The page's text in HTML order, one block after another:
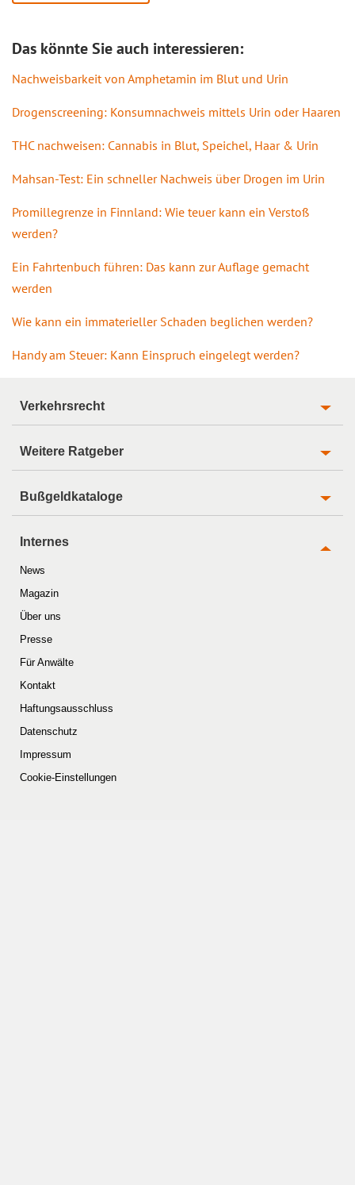
Das könnte Sie auch interessieren:
Nachweisbarkeit von Amphetamin im Blut und Urin
Drogenscreening: Konsumnachweis mittels Urin oder Haaren
THC nachweisen: Cannabis in Blut, Speichel, Haar & Urin
Mahsan-Test: Ein schneller Nachweis über Drogen im Urin
Promillegrenze in Finnland: Wie teuer kann ein Verstoß
werden?
Ein Fahrtenbuch führen: Das kann zur Auflage gemacht
werden
Wie kann ein immaterieller Schaden beglichen werden?
Handy am Steuer: Kann Einspruch eingelegt werden?
Verkehrsrecht
Weitere Ratgeber
Bußgeldkataloge
Internes
News
Magazin
Über uns
Presse
Für Anwälte
Kontakt
Haftungsausschluss
Datenschutz
Impressum
Cookie-Einstellungen